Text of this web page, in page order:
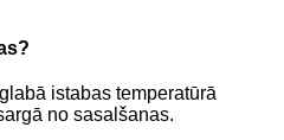
istabas temperatūrā
no sasalšanas.